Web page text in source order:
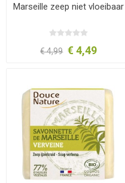
Marseille zeep niet vloeibaar
€ 4,99 € 4,49